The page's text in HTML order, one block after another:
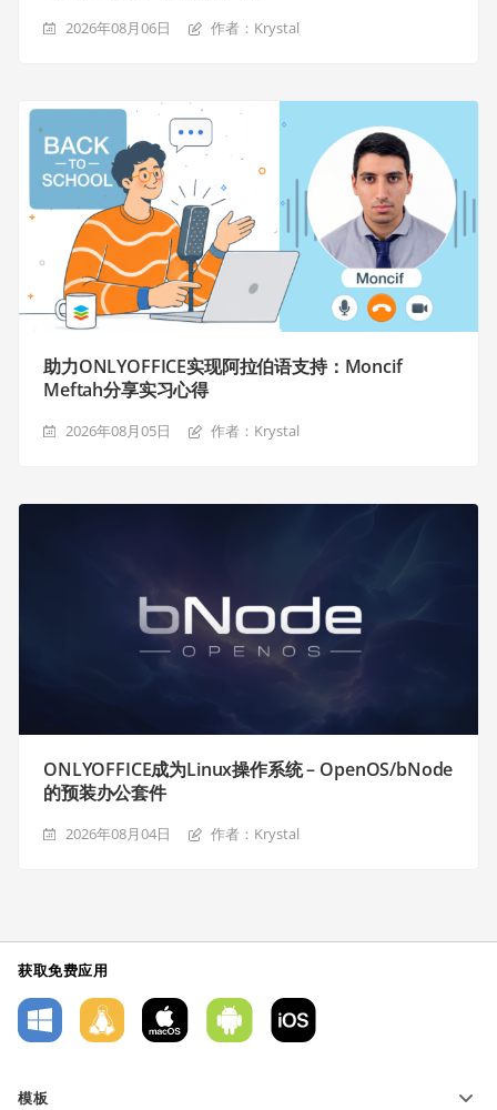
2026年08月06日 作者：Krystal
助力ONLYOFFICE实现阿拉伯语支持：Moncif
Meftah分享实习心得
2026年08月05日 作者：Krystal
ONLYOFFICE成为Linux操作系统 – OpenOS/bNode
的预装办公套件
2026年08月04日 作者：Krystal
获取免费应用
模板